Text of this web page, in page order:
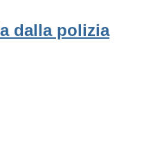
dalla polizia